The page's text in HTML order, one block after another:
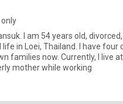
I am 54 years old,
in Loei, Thailand. I have four
families now. Currently, I live
mother while working